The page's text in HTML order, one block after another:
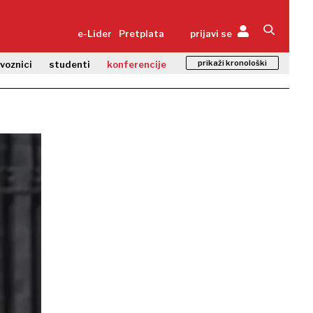
e-Lider Pretplata prijavi se
studenti konferencije prikaži kronološki